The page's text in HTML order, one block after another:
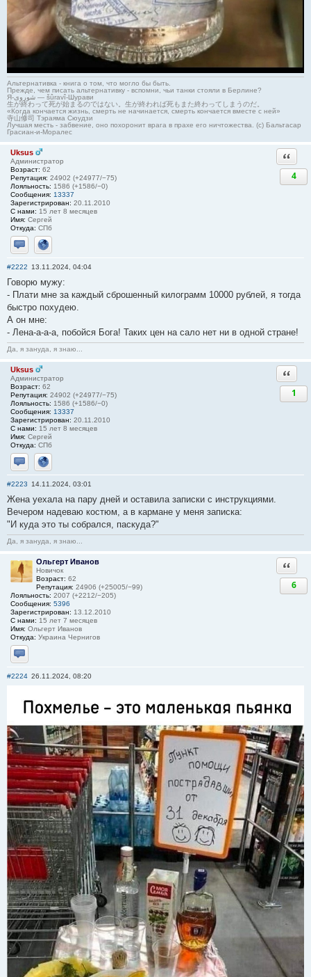
Альтернативка - книга о том, что могло бы быть.
Прежде, чем писать альтернативку - вспомни, чьи танки стояли в Берлине?
Я-شوروی — šûravî-Шурави
生が終わって死が始まるのではない。生が終われば死もまた終わってしまうのだ。
«Когда кончается жизнь, смерть не начинается, смерть кончается вместе с ней»
寺山修司 Тэраяма Сюудзи
Лучшая месть - забвение, оно похоронит врага в прахе его ничтожества. (с) Бальтасар
Грасиан-и-Моралес
Uksus
Администратор
Возраст: 62
Репутация: 24902 (+24977/−75)
Лояльность: 1586 (+1586/−0)
Сообщения: 13337
Зарегистрирован: 20.11.2010
С нами: 15 лет 8 месяцев
Имя: Сергей
Откуда: СПб
Отправить личное сообщение
Сайт
4
#2222 13.11.2024, 04:04
Говорю мужу:
- Плати мне за каждый сброшенный килограмм 10000 рублей, я тогда
быстро похудею.
А он мне:
- Лена-а-а-а, побойся Бога! Таких цен на сало нет ни в одной стране!
Да, я зануда, я знаю...
Uksus
Администратор
Возраст: 62
Репутация: 24902 (+24977/−75)
Лояльность: 1586 (+1586/−0)
Сообщения: 13337
Зарегистрирован: 20.11.2010
С нами: 15 лет 8 месяцев
Имя: Сергей
Откуда: СПб
Отправить личное сообщение
Сайт
1
#2223 14.11.2024, 03:01
Жена уехала на пару дней и оставила записки с инструкциями.
Вечером надеваю костюм, а в кармане у меня записка:
"И куда это ты собрался, паскуда?"
Да, я зануда, я знаю...
Ольгерт Иванов
Новичок
Возраст: 62
Репутация: 24906 (+25005/−99)
Лояльность: 2007 (+2212/−205)
Сообщения: 5396
Зарегистрирован: 13.12.2010
С нами: 15 лет 7 месяцев
Имя: Ольгерт Иванов
Откуда: Украина Чернигов
Отправить личное сообщение
6
#2224 26.11.2024, 08:20